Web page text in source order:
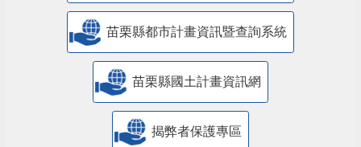
苗栗縣都市計畫資訊暨查詢系統
苗栗縣國土計畫資訊網
揭弊者保護專區